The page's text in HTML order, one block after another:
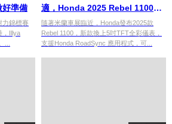
好準備
力錦標賽
，Illya
...
適，Honda 2025 Rebel 1100小
改升級
隨著米蘭車展臨近，Honda發布2025款
Rebel 1100，新款換上5吋TFT全彩儀表，
支援Honda RoadSync 應用程式，可...